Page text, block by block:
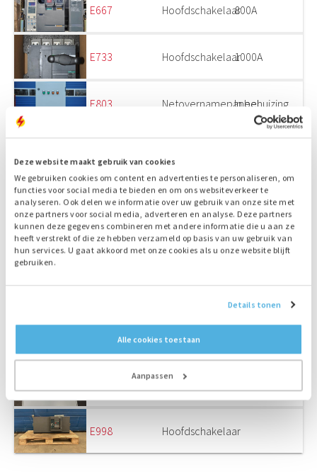
Deze website maakt gebruik van cookies
We gebruiken cookies om content en advertenties te personaliseren, om
functies voor social media te bieden en om ons websiteverkeer te
analyseren. Ook delen we informatie over uw gebruik van onze site met
onze partners voor social media, adverteren en analyse. Deze partners
kunnen deze gegevens combineren met andere informatie die u aan ze
heeft verstrekt of die ze hebben verzameld op basis van uw gebruik van
hun services. U gaat akkoord met onze cookies als u onze website blijft
gebruiken.
Details tonen
Alle cookies toestaan
Aanpassen
E667 Hoofdschakelaar800A
E733 Hoofdschakelaar1000A
E803 NetovernamepaneelIn behuizing
E806 Hoofdschakelaar2500A
E831 Hoofdschakelaar4000A
E877 Gebruikt
Netovernamepaneel
Netovernamepaneel
E998 Hoofdschakelaar